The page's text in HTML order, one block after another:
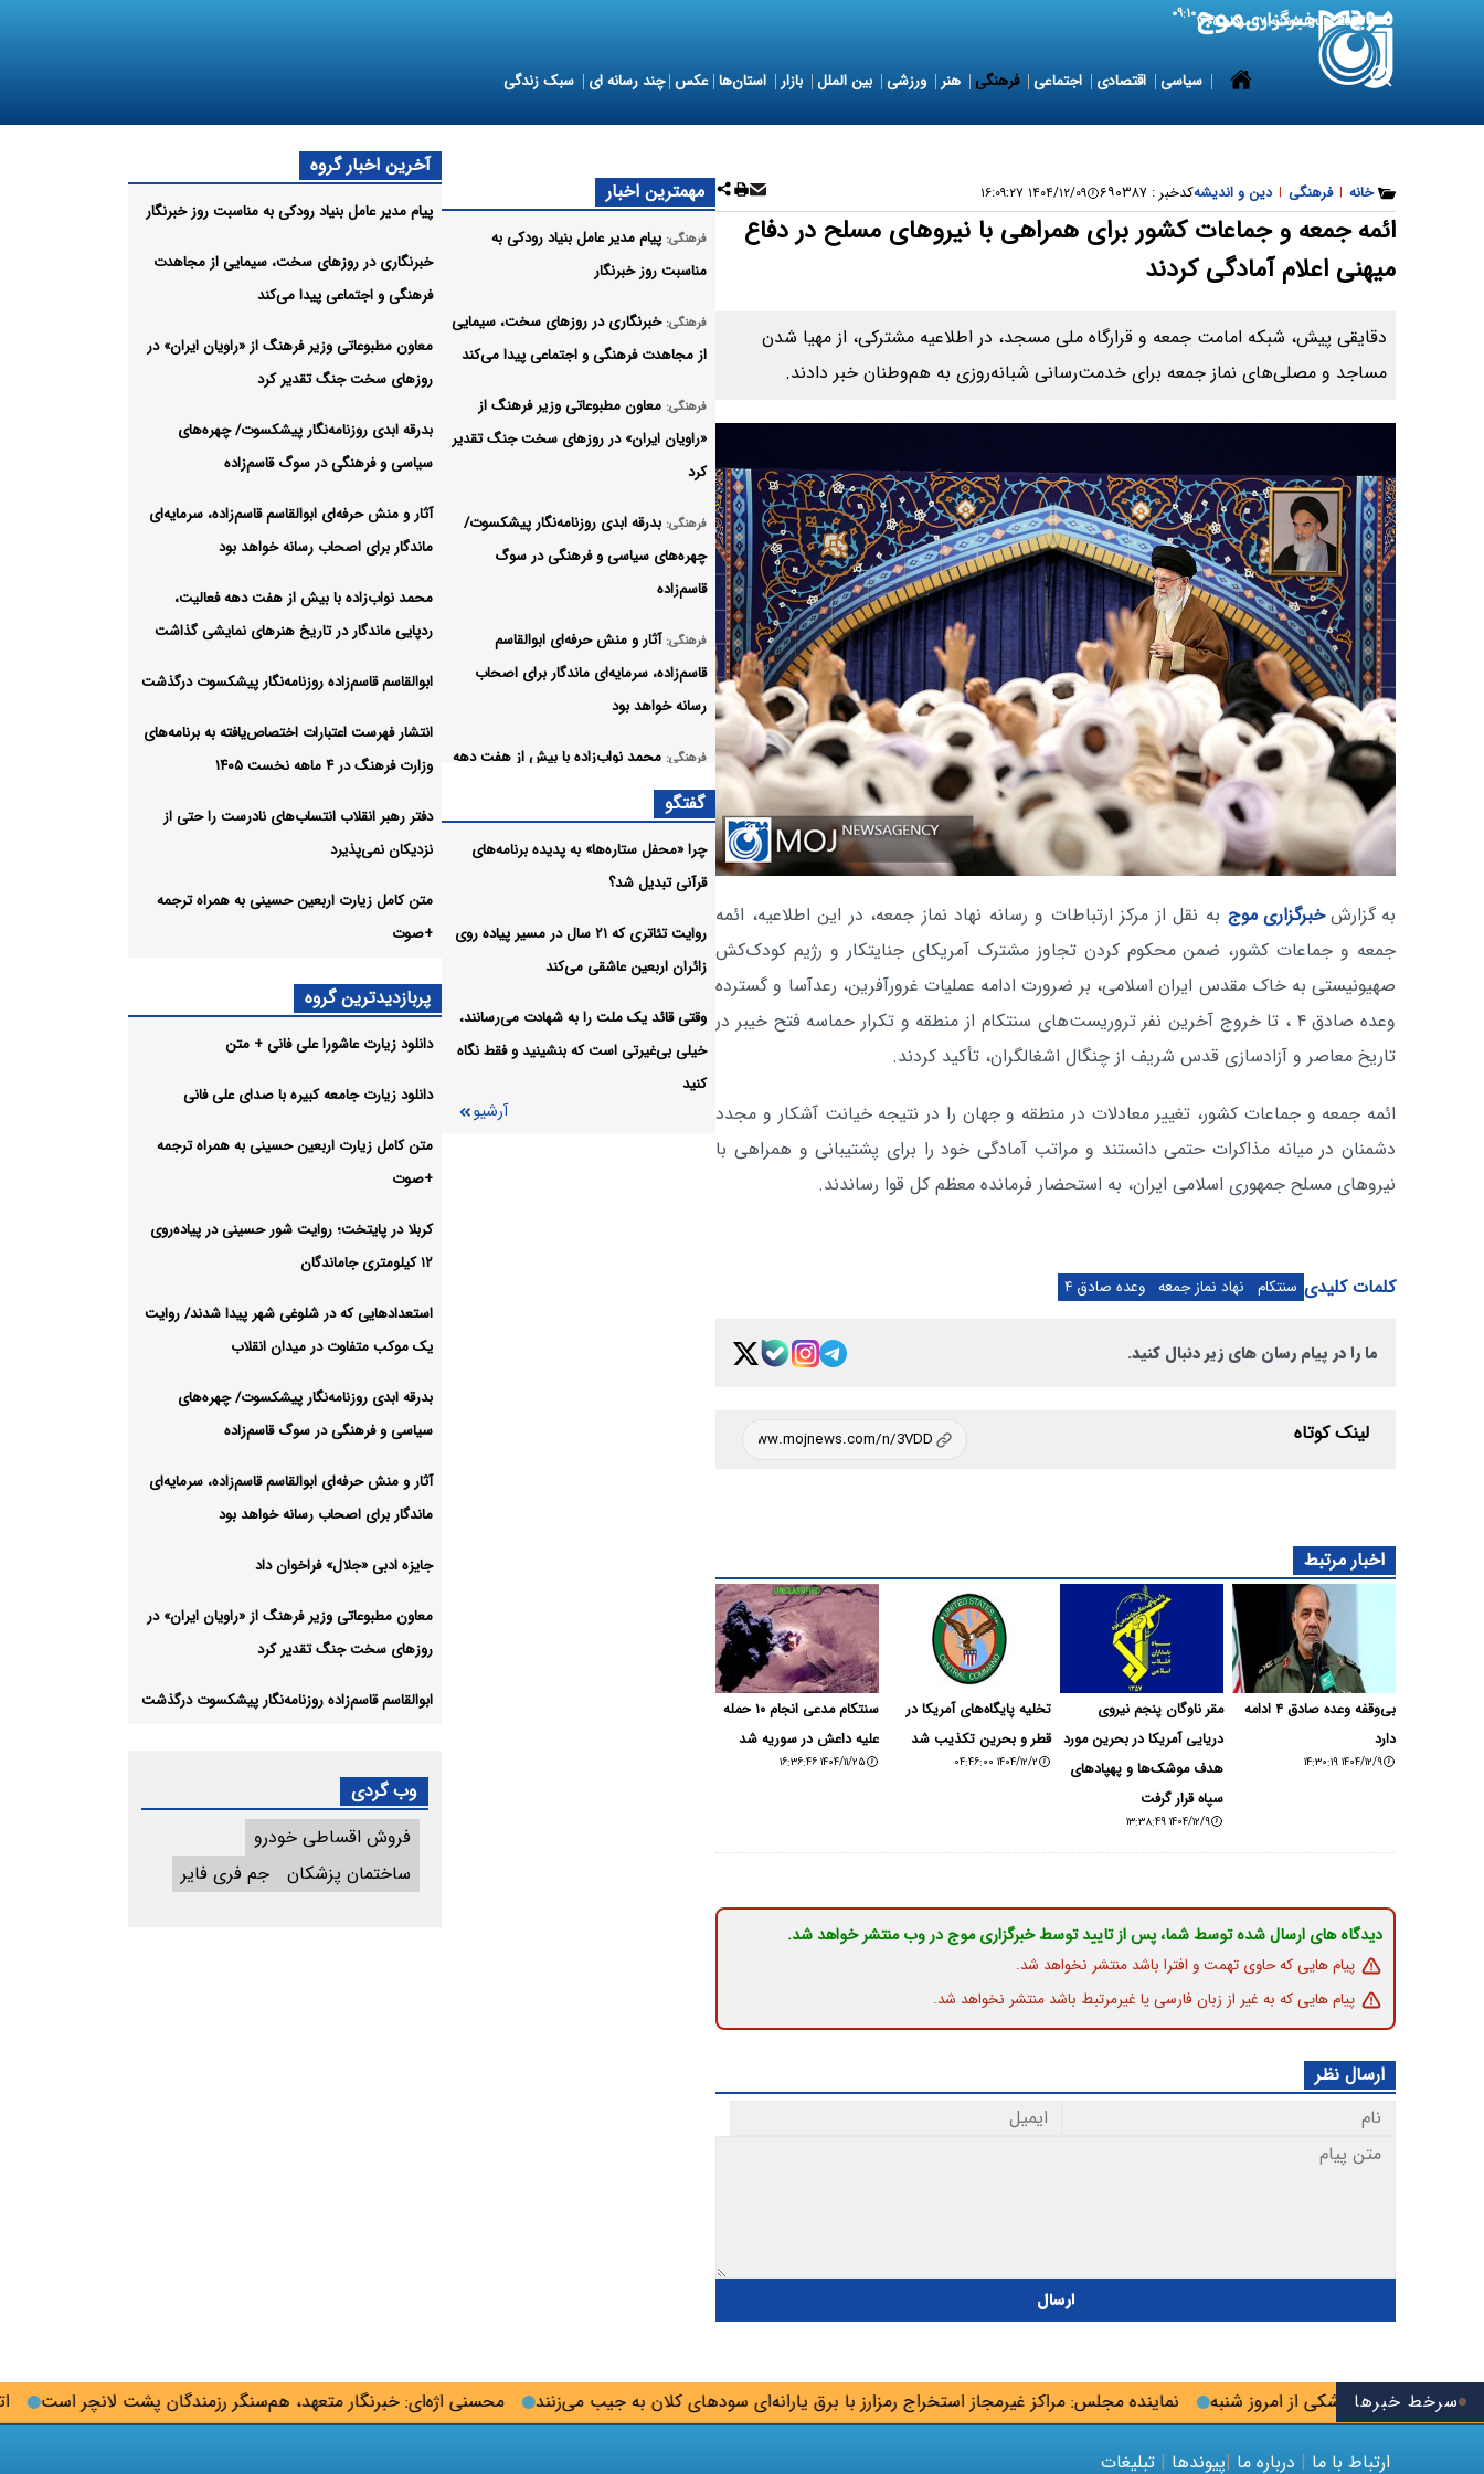
8 August 2026 شنبه ۱۷ مرداد ۱۴۰۵ ۰۹:۱۰
سیاسی اقتصادی اجتماعی فرهنگی هنر ورزشی بین الملل بازار استان‌ها عکس چند رسانه ای سبک زندگی
سرخط خبرها محسنی اژه‌ای: خبرنگار متعهد، هم‌سنگر رزمندگان پشت لانچر است نماینده مجلس: مراکز غیرمجاز استخراج رمزارز با برق یارانه‌ای سودهای کلان به جیب می‌زنند ارشد علوم پزشکی از امروز شنبه
خانه | فرهنگی | دین و اندیشهکدخبر : ۶۹۰۳۸۷ ۱۴۰۴/۱۲/۰۹ ۱۶:۰۹:۲۷
ائمه جمعه و جماعات کشور برای همراهی با نیروهای مسلح در دفاع
میهنی اعلام آمادگی کردند
دقایقی پیش، شبکه امامت جمعه و قرارگاه ملی مسجد، در اطلاعیه مشترکی، از مهیا شدن
مساجد و مصلی‌های نماز جمعه برای خدمت‌رسانی شبانه‌روزی به هم‌وطنان خبر دادند.
به گزارشخبرگزاری موج به نقل از مرکز ارتباطات و رسانه نهاد نماز جمعه، در این اطلاعیه، ائمه
جمعه و جماعات کشور، ضمن محکوم کردن تجاوز مشترک آمریکای جنایتکار و رژیم کودک‌کش
صهیونیستی به خاک مقدس ایران اسلامی، بر ضرورت ادامه عملیات غرورآفرین، رعدآسا و گسترده
وعده صادق ۴ ، تا خروج آخرین نفر تروریست‌های سنتکام از منطقه و تکرار حماسه فتح خیبر در
تاریخ معاصر و آزادسازی قدس شریف از چنگال اشغالگران، تأکید کردند.
ائمه جمعه و جماعات کشور، تغییر معادلات در منطقه و جهان را در نتیجه خیانت آشکار و مجدد
دشمنان در میانه مذاکرات حتمی دانستند و مراتب آمادگی خود را برای پشتیبانی و همراهی با
نیروهای مسلح جمهوری اسلامی ایران، به استحضار فرمانده معظم کل قوا رساندند.
کلمات کلیدی سنتکام نهاد نماز جمعه وعده صادق ۴
ما را در پیام رسان های زیر دنبال کنید.
لینک کوتاه
اخبار مرتبط
بی‌وقفه وعده صادق ۴ ادامه
دارد
۱۴۰۴/۱۲/۹ ۱۴:۳۰:۱۹
مقر ناوگان پنجم نیروی
دریایی آمریکا در بحرین مورد
هدف موشک‌ها و پهپادهای
سپاه قرار گرفت
۱۴۰۴/۱۲/۹ ۱۳:۳۸:۴۹
تخلیه پایگاه‌های آمریکا در
قطر و بحرین تکذیب شد
۱۴۰۴/۱۲/۲ ۰۴:۴۶:۰۰
سنتکام مدعی انجام ۱۰ حمله
علیه داعش در سوریه شد
۱۴۰۴/۱۱/۲۵ ۱۶:۳۶:۴۶
دیدگاه های ارسال شده توسط شما، پس از تایید توسط خبرگزاری موج در وب منتشر خواهد شد.
پیام هایی که حاوی تهمت و افترا باشد منتشر نخواهد شد.
پیام هایی که به غیر از زبان فارسی یا غیرمرتبط باشد منتشر نخواهد شد.
ارسال نظر
ارسال
مهمترین اخبار
فرهنگی: پیام مدیر عامل بنیاد رودکی به
مناسبت روز خبرنگار
فرهنگی: خبرنگاری در روزهای سخت، سیمایی
از مجاهدت فرهنگی و اجتماعی پیدا می‌کند
فرهنگی: معاون مطبوعاتی وزیر فرهنگ از
«راویان ایران» در روزهای سخت جنگ تقدیر
کرد
فرهنگی: بدرقه ابدی روزنامه‌نگار پیشکسوت/
چهره‌های سیاسی و فرهنگی در سوگ
قاسم‌زاده
فرهنگی: آثار و منش حرفه‌ای ابوالقاسم
قاسم‌زاده، سرمایه‌ای ماندگار برای اصحاب
رسانه خواهد بود
فرهنگی: محمد نواب‌زاده با بیش از هفت دهه
فعالیت، ردپایی ماندگار در تاریخ هنرهای
نمایشی گذاشت
فرهنگی: ابوالقاسم قاسم‌زاده روزنامه‌نگار
فرهنگی:
انتشار فهرست اعتبارات
۴ ماهه نخست ۱۴۰۵
فرهنگی:
نادرست را حتی از نزدیکان نمی‌پذیرد
گفتگو
چرا «محفل ستاره‌ها» به پدیده برنامه‌های
قرآنی تبدیل شد؟
روایت تئاتری که ۲۱ سال در مسیر پیاده روی
زائران اربعین عاشقی می‌کند
وقتی قائد یک ملت را به شهادت می‌رسانند،
خیلی بی‌غیرتی است که بنشینید و فقط نگاه
کنید
آرشیو
آخرین اخبار گروه
پیام مدیر عامل بنیاد رودکی به مناسبت روز خبرنگار
خبرنگاری در روزهای سخت، سیمایی از مجاهدت
فرهنگی و اجتماعی پیدا می‌کند
معاون مطبوعاتی وزیر فرهنگ از «راویان ایران» در
روزهای سخت جنگ تقدیر کرد
بدرقه ابدی روزنامه‌نگار پیشکسوت/ چهره‌های
سیاسی و فرهنگی در سوگ قاسم‌زاده
آثار و منش حرفه‌ای ابوالقاسم قاسم‌زاده، سرمایه‌ای
ماندگار برای اصحاب رسانه خواهد بود
محمد نواب‌زاده با بیش از هفت دهه فعالیت،
ردپایی ماندگار در تاریخ هنرهای نمایشی گذاشت
ابوالقاسم قاسم‌زاده روزنامه‌نگار پیشکسوت درگذشت
انتشار فهرست اعتبارات اختصاص‌یافته به برنامه‌های
وزارت فرهنگ در ۴ ماهه نخست ۱۴۰۵
دفتر رهبر انقلاب انتساب‌های نادرست را حتی از
نزدیکان نمی‌پذیرد
متن کامل زیارت اربعین حسینی به همراه ترجمه
+صوت
پربازدیدترین گروه
دانلود زیارت عاشورا علی فانی + متن
دانلود زیارت جامعه کبیره با صدای علی فانی
متن کامل زیارت اربعین حسینی به همراه ترجمه
+صوت
کربلا در پایتخت؛ روایت شور حسینی در پیاده‌روی
۱۲ کیلومتری جاماندگان
استعدادهایی که در شلوغی شهر پیدا شدند/ روایت
یک موکب متفاوت در میدان انقلاب
بدرقه ابدی روزنامه‌نگار پیشکسوت/ چهره‌های
سیاسی و فرهنگی در سوگ قاسم‌زاده
آثار و منش حرفه‌ای ابوالقاسم قاسم‌زاده، سرمایه‌ای
ماندگار برای اصحاب رسانه خواهد بود
جایزه ادبی «جلال» فراخوان داد
معاون مطبوعاتی وزیر فرهنگ از «راویان ایران» در
روزهای سخت جنگ تقدیر کرد
ابوالقاسم قاسم‌زاده روزنامه‌نگار پیشکسوت درگذشت
وب گردی
فروش اقساطی خودرو
ساختمان پزشکان
جم فری فایر
ارتباط با ما | درباره ما |پیوندها | تبلیغات